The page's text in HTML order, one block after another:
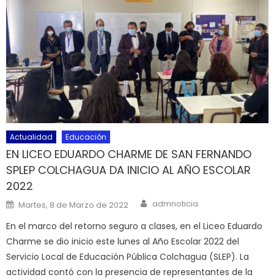
Actualidad Educación
EN LICEO EDUARDO CHARME DE SAN FERNANDO
SPLEP COLCHAGUA DA INICIO AL AÑO ESCOLAR
2022
Posted on
Martes, 8 de Marzo de 2022 Author
admnoticia
En el marco del retorno seguro a clases, en el Liceo Eduardo
Charme se dio inicio este lunes al Año Escolar 2022 del
Servicio Local de Educación Pública Colchagua (SLEP). La
actividad contó con la presencia de representantes de la